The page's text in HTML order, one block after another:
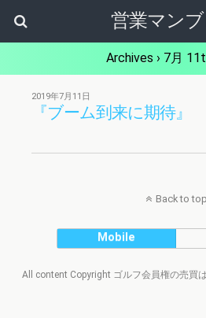
営業マン
Archives › 7月
2019年7月11日
『ブーム到来に期待』
Back to top
Mobile
All content Copyright ゴルフ会員権の売買